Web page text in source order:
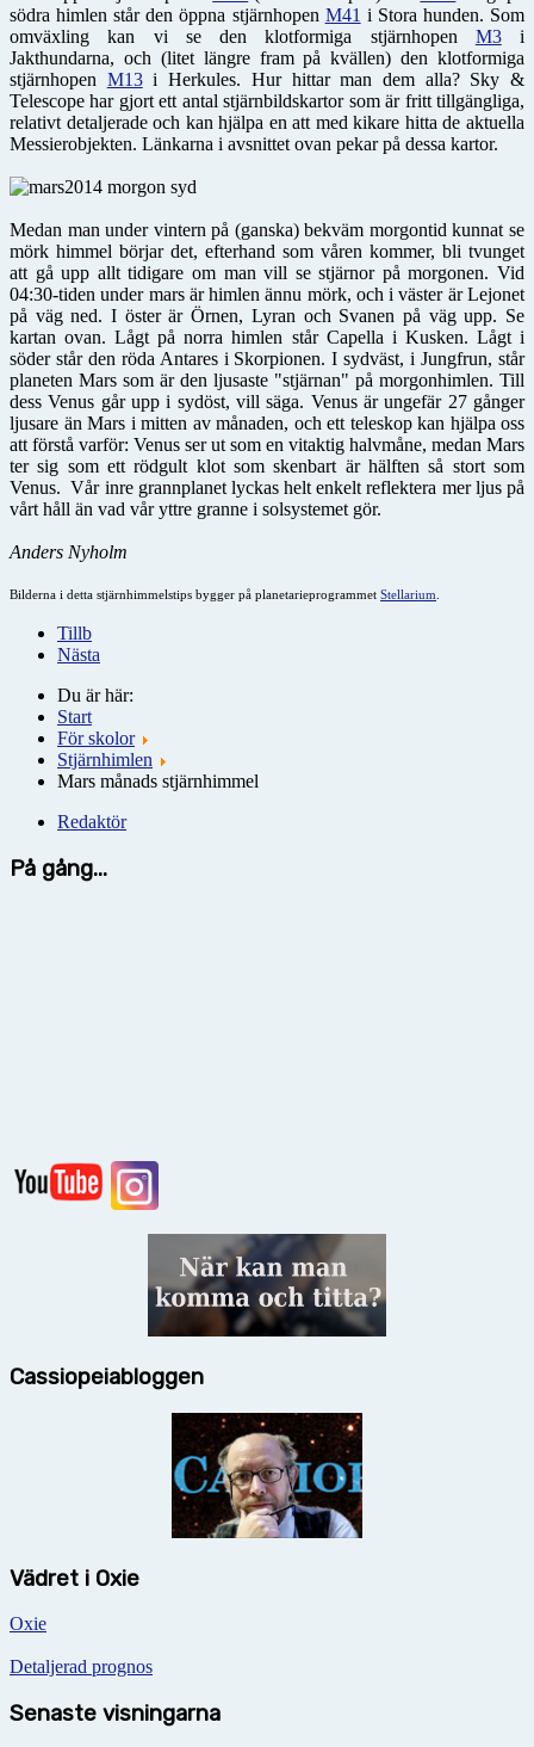
södra himlen står den öppna stjärnhopen M41 i Stora hunden. Som
omväxling kan vi se den klotformiga stjärnhopen M3i
Jakthundarna, och (litet längre fram på kvällen) den klotformiga
stjärnhopen M13i Herkules. Hur hittar man dem alla? Sky &
Telescope har gjort ett antal stjärnbildskartor som är fritt tillgängliga,
relativt detaljerade och kan hjälpa en att med kikare hitta de aktuella
Messierobjekten. Länkarna i avsnittet ovan pekar på dessa kartor.
Medan man under vintern på (ganska) bekväm morgontid kunnat se
mörk himmel börjar det, efterhand som våren kommer, bli tvunget
att gå upp allt tidigare om man vill se stjärnor på morgonen. Vid
04:30-tiden under mars är himlen ännu mörk, och i väster är Lejonet
på väg ned. I öster är Örnen, Lyran och Svanen på väg upp. Se
kartan ovan. Lågt på norra himlen står Capella i Kusken. Lågt i
söder står den röda Antares i Skorpionen. I sydväst, i Jungfrun, står
planeten Mars som är den ljusaste "stjärnan" på morgonhimlen. Till
dess Venus går upp i sydöst, vill säga. Venus är ungefär 27 gånger
ljusare än Mars i mitten av månaden, och ett teleskop kan hjälpa oss
att förstå varför: Venus ser ut som en vitaktig halvmåne, medan Mars
ter sig som ett rödgult klot som skenbart är hälften så stort som
Venus. Vår inre grannplanet lyckas helt enkelt reflektera mer ljus på
vårt håll än vad vår yttre granne i solsystemet gör.
Anders Nyholm
Bilderna i detta stjärnhimmelstips bygger på planetarieprogrammet Stellarium
Tillb
Nästa
Du är här:
Start
För skolor
Stjärnhimlen
Mars månads stjärnhimmel
Redaktör
På gång...
Cassiopeiabloggen
Vädret i Oxie
Oxie
Detaljerad prognos
Senaste visningarna